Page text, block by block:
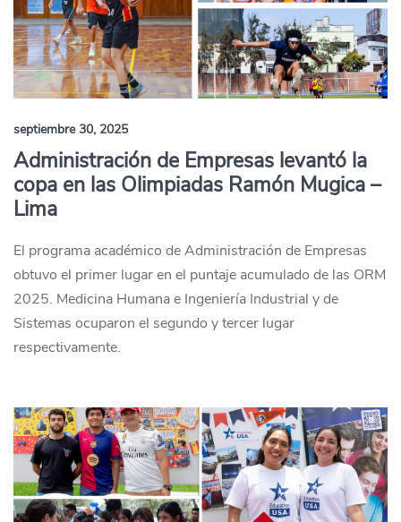
septiembre 30, 2025
Administración de Empresas levantó la
copa en las Olimpiadas Ramón Mugica –
Lima
El programa académico de Administración de Empresas
obtuvo el primer lugar en el puntaje acumulado de las ORM
2025. Medicina Humana e Ingeniería Industrial y de
Sistemas ocuparon el segundo y tercer lugar
respectivamente.